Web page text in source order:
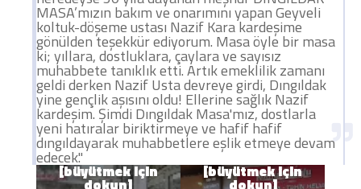
MASA’mızın bakım ve onarımını yapan Geyveli
koltuk-döşeme ustası Nazif Kara kardeşime
gönülden teşekkür ediyorum. Masa öyle bir masa
ki; yıllara, dostluklara, çaylara ve sayısız
muhabbete tanıklık etti. Artık emeklilik zamanı
geldi derken Nazif Usta devreye girdi, Dıngıldak
yine gençlik aşısını oldu! Ellerine sağlık Nazif
kardeşim. Şimdi Dıngıldak Masa'mız, dostlarla
yeni hatıralar biriktirmeye ve hafif hafif
dıngıldayarak muhabbetlere eşlik etmeye devam
edecek."